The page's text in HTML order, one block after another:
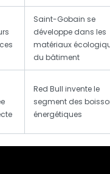
Saint-Gobain se
développe dans les
matériaux
du bâtiment
Red Bull invente le
segment des
énergétiques